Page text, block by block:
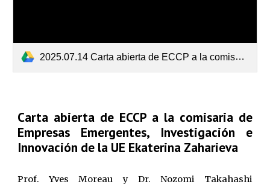
2025.07.14 Carta abierta de ECCP a la comisaria Ekaterina Zaharieva.pdf
Carta abierta de ECCP a la comisaria de
Empresas Emergentes, Investigación e
Innovación de la UE Ekaterina Zaharieva
Prof. Yves Moreau y Dr. Nozomi Takahashi